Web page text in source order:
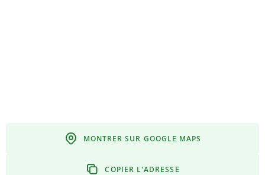
MONTRER SUR GOOGLE MAPS
COPIER L'ADRESSE